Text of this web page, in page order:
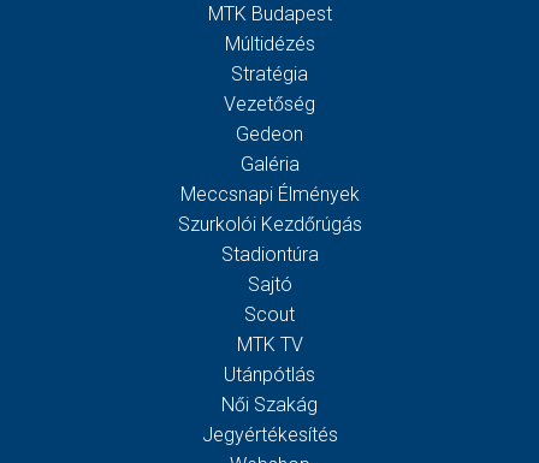
MTK Budapest
Múltidézés
Stratégia
Vezetőség
Gedeon
Galéria
Meccsnapi Élmények
Szurkolói Kezdőrúgás
Stadiontúra
Sajtó
Scout
MTK TV
Utánpótlás
Női Szakág
Jegyértékesítés